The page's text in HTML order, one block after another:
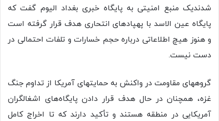
شدندیک منبع امنیتی به پایگاه خبری بغداد الیوم گفت که
پایگاه عین الاسد با پهپادهای انتحاری هدف قرار گرفته است
و هنوز هیچ اطلاعاتی درباره حجم خسارات و تلفات احتمالی در
دست نیست.
گروههای مقاومت در واکنش به حمایتهای آمریکا از تداوم جنگ
غزه، همچنان در حال هدف قرار دادن پایگاه‌های اشغالگران
آمریکایی در منطقه هستند و تأکید دارند که تا اخراج کامل